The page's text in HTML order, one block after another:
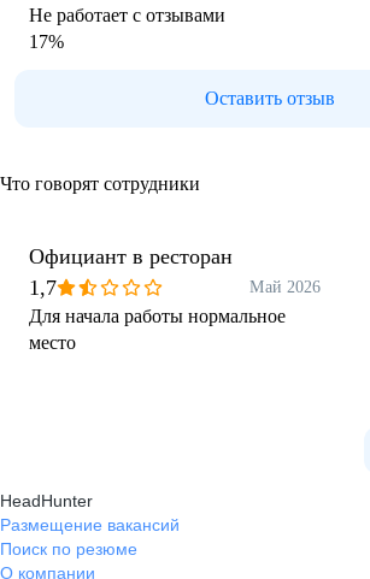
Не работает с отзывами
17%
Оставить отзыв
Что говорят сотрудники
Официант в ресторан
1,7
Май 2026
Для начала работы нормальное
место
HeadHunter
Размещение вакансий
Поиск по резюме
О компании